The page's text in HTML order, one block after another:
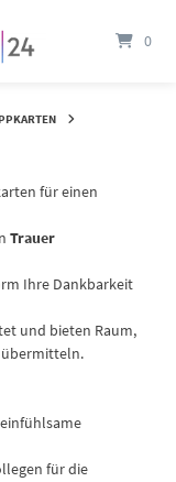
0
für einen
Trauer
Ihre Dankbarkeit
und bieten Raum,
übermitteln.
für die